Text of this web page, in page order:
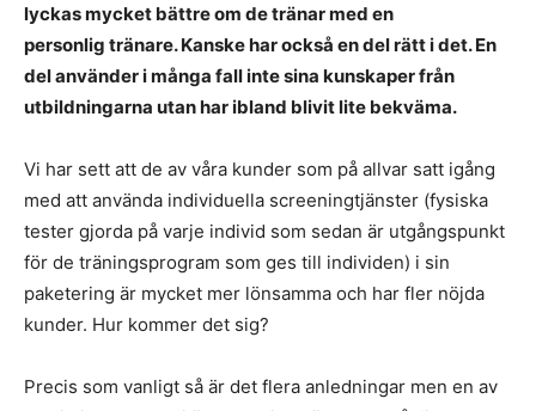
lyckas mycket bättre om de tränar med en
personlig tränare. Kanske har också en del rätt i det. En
del använder i många fall inte sina kunskaper från
utbildningarna utan har ibland blivit lite bekväma.
Vi har sett att de av våra kunder som på allvar satt igång
med att använda individuella screeningtjänster (fysiska
tester gjorda på varje individ som sedan är utgångspunkt
för de träningsprogram som ges till individen) i sin
paketering är mycket mer lönsamma och har fler nöjda
kunder. Hur kommer det sig?
Precis som vanligt så är det flera anledningar men en av